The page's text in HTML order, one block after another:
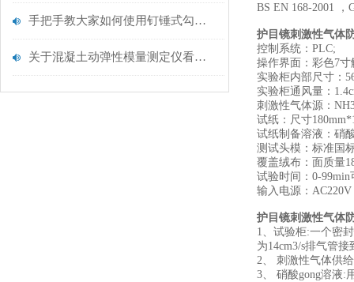
手把手教大家如何使用钉锤式勾丝性测试机
关于混凝土动弹性模量测定仪看这一篇就够了
BS EN 168-2001 ，
护目镜刺激性气体
控制系统：PLC;
操作界面：彩色7
实验柜内部尺寸：
实验柜通风量：
刺激性气体源：
试纸：尺寸
试纸制备溶液：硝
测试头模：标准国
覆盖绒布：面质量
试验时间：0-99min
输入电源：AC220V
护目镜刺激性气体
1、试验柜:一个密
为14cm3/s排气管
2、 刺激性气体供
3、 硝酸gong溶液: